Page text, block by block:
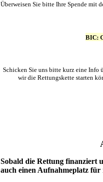
Überweisen Sie bitte Ihre Spende mit
BIC:
Schicken Sie uns bitte kurz eine Info
wir die Rettungskette starten
Sobald die Rettung finanziert
auch einen Aufnahmeplatz